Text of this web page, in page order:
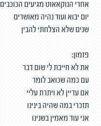
אחרי הנוקאאוט מגיעים הכוכבים
יום יבוא ועוד נהיה מאושרים
שנים שלא הצלחתי להבין
פזמון:
את לא חייבת לי שום דבר
עם כמה שכואב לומר
אם עדיין לא ויתרת עליי
תזכרי במה שהיה בינינו
אני עוד מאמין בשנינו